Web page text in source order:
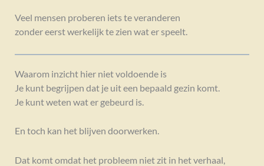
Veel mensen proberen iets te veranderen
zonder eerst werkelijk te zien wat er speelt.
Waarom inzicht hier niet voldoende is
Je kunt begrijpen dat je uit een bepaald gezin komt.
Je kunt weten wat er gebeurd is.
En toch kan het blijven doorwerken.
Dat komt omdat het probleem niet zit in het verhaal,